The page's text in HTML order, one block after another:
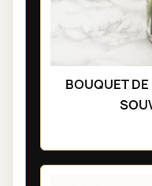
BOUQUET